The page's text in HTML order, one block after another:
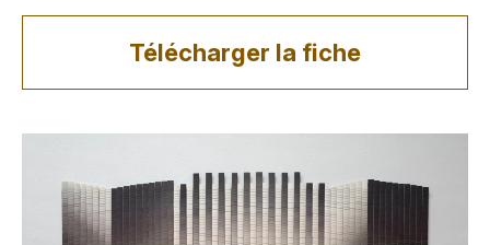
Télécharger la fiche